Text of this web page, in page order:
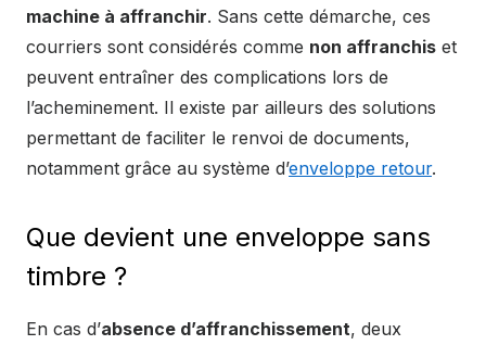
machine à affranchir. Sans cette démarche, ces
courriers sont considérés comme non affranchis et
peuvent entraîner des complications lors de
l’acheminement. Il existe par ailleurs des solutions
permettant de faciliter le renvoi de documents,
notamment grâce au système d’enveloppe retour.
Que devient une enveloppe sans
timbre ?
En cas d’absence d’affranchissement, deux